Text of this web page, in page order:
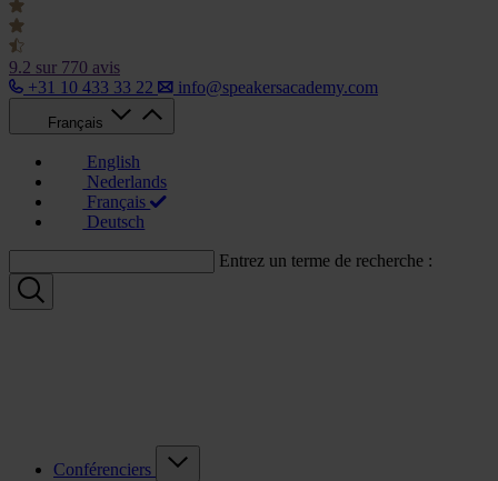
9.2 sur 770 avis
+31 10 433 33 22
info@speakersacademy.com
Français
English
Nederlands
Français
Deutsch
Entrez un terme de recherche :
Conférenciers